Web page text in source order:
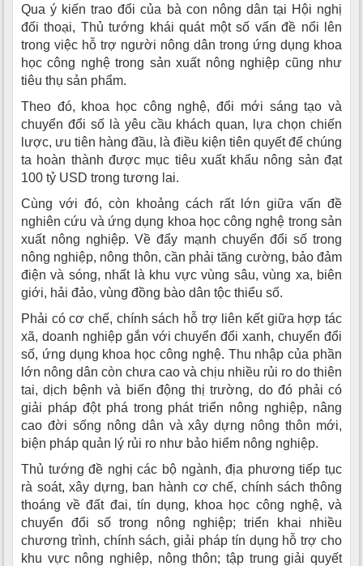
Qua ý kiến trao đổi của bà con nông dân tại Hội nghị
đối thoại, Thủ tướng khái quát một số vấn đề nổi lên
trong việc hỗ trợ người nông dân trong ứng dụng khoa
học công nghệ trong sản xuất nông nghiệp cũng như
tiêu thụ sản phẩm.
Theo đó, khoa học công nghệ, đổi mới sáng tạo và
chuyển đổi số là yêu cầu khách quan, lựa chọn chiến
lược, ưu tiên hàng đầu, là điều kiện tiên quyết để chúng
ta hoàn thành được mục tiêu xuất khẩu nông sản đạt
100 tỷ USD trong tương lai.
Cùng với đó, còn khoảng cách rất lớn giữa vấn đề
nghiên cứu và ứng dụng khoa học công nghệ trong sản
xuất nông nghiệp. Về đẩy mạnh chuyển đổi số trong
nông nghiệp, nông thôn, cần phải tăng cường, bảo đảm
điện và sóng, nhất là khu vực vùng sâu, vùng xa, biên
giới, hải đảo, vùng đồng bào dân tộc thiểu số.
Phải có cơ chế, chính sách hỗ trợ liên kết giữa hợp tác
xã, doanh nghiệp gắn với chuyển đổi xanh, chuyển đổi
số, ứng dụng khoa học công nghệ. Thu nhập của phần
lớn nông dân còn chưa cao và chịu nhiều rủi ro do thiên
tai, dịch bệnh và biến động thị trường, do đó phải có
giải pháp đột phá trong phát triển nông nghiệp, nâng
cao đời sống nông dân và xây dựng nông thôn mới,
biện pháp quản lý rủi ro như bảo hiểm nông nghiệp.
Thủ tướng đề nghị các bộ ngành, địa phương tiếp tục
rà soát, xây dựng, ban hành cơ chế, chính sách thông
thoáng về đất đai, tín dụng, khoa học công nghệ, và
chuyển đổi số trong nông nghiệp; triển khai nhiều
chương trình, chính sách, giải pháp tín dụng hỗ trợ cho
khu vực nông nghiệp, nông thôn; tập trung giải quyết